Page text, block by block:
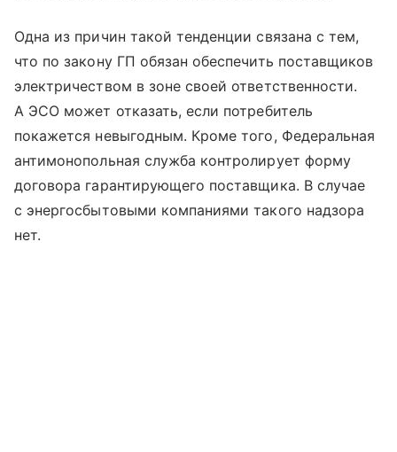
Одна из причин такой тенденции связана с тем,
что по закону ГП обязан обеспечить поставщиков
электричеством в зоне своей ответственности.
А ЭСО может отказать, если потребитель
покажется невыгодным. Кроме того, Федеральная
антимонопольная служба контролирует форму
договора гарантирующего поставщика. В случае
с энергосбытовыми компаниями такого надзора
нет.